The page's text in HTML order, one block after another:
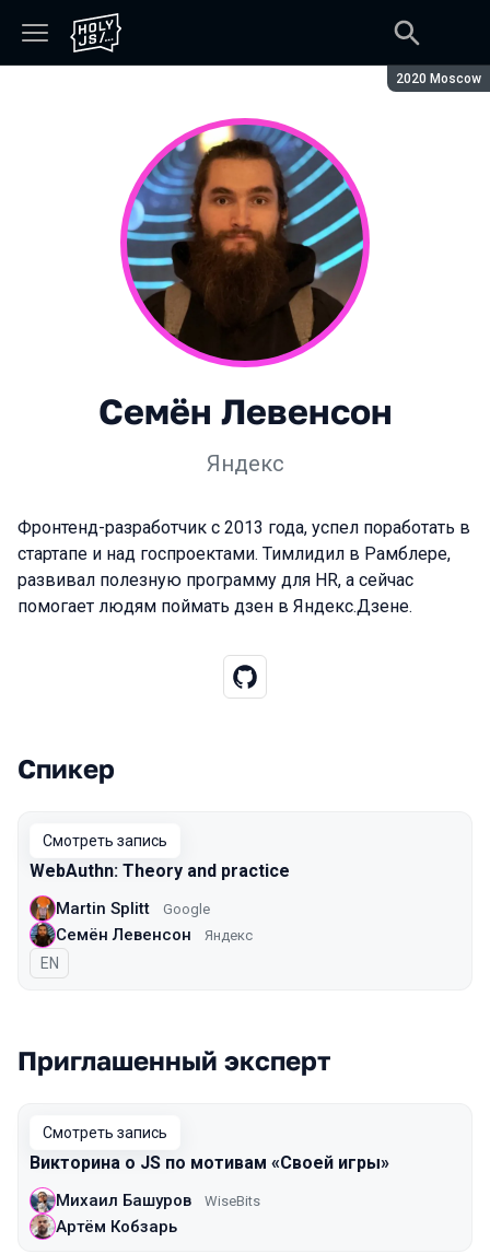
Сезон:
2020 Moscow
Семён Левенсон
Яндекс
Фронтенд-разработчик с 2013 года, успел поработать в
стартапе и над госпроектами. Тимлидил в Рамблере,
развивал полезную программу для HR, а сейчас
помогает людям поймать дзен в Яндекс.Дзене.
Выступления в сезоне 2020 Moscow
Спикер
Смотреть запись
WebAuthn: Theory and practice
Martin Splitt Google
Семён Левенсон Яндекс
На английском языке
EN
Приглашенный эксперт
Смотреть запись
Викторина о JS по мотивам «Cвоей игры»
Михаил Башуров WiseBits
Артём Кобзарь